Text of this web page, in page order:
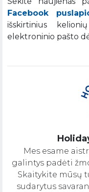
Facebook
išskirtinius
elektroninio pašto
Mes esame
galintys padėti
Skaitykite mūsų
sudarytus